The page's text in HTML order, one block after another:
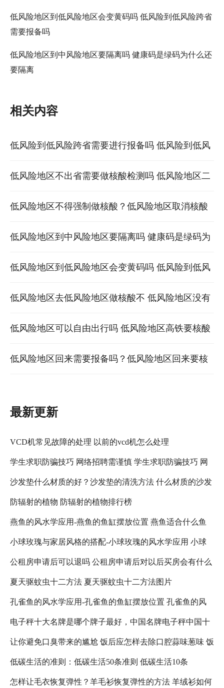
低风险地区到低风险地区会变黄码吗 低风险到低风险跨省
需要报备吗
低风险地区到中风险地区要隔离吗 健康码是绿码为什么还
要隔离
相关内容
低风险到低风险跨省需要进行报备吗 低风险到低风
险地区需要核酸检测吗 低风险地区跨省需要上报吗
低风险地区不出省需要做核酸检测吗 低风险地区二
维码是什么样子 低风险出省用不用做核酸检测
低风险地区不得强制做核酸？低风险地区取消核酸
检测了吗？最新规定来了 低风险地区要做核酸合理
吗
低风险地区到中风险地区要隔离吗 健康码是绿码为
什么还要隔离 低风险地区到中风险地区要隔离吗
低风险地区到低风险地区会变黄码吗 低风险到低风
险跨省需要报备吗 高风险地区变低风险
低风险地区去低风险地区做核酸不 低风险地区没有
核酸检测能上高铁吗 低风险地区到低风险地区要做
核酸
低风险地区可以自由出行吗 低风险地区高铁要核酸
检测吗 低风险地区之间可以自由出入吗
低风险地区回来需要报备吗？低风险地区回来要核
最新更新
VCD机常见故障的处理 以前的vcd机怎么处理
学生求职防骗技巧 网络招聘需谨慎 学生求职防骗技巧 网
络招聘需注意什么
沙发垫什么材质的好？沙发垫的清洗方法 什么材质的沙发
垫比较好
防辐射的植物 防辐射的植物排行榜
燕鱼的风水学应用-燕鱼的鱼缸摆放位置 燕鱼适合什么鱼
缸
小球玫瑰与家居风格的搭配-小球玫瑰的风水学应用 小球
玫瑰怎么养更好看
公租房申请后可以退吗 公租房申请后对以后买房会有什么
影响吗 公租房退租以后,还可以在申请吗?
夏天驱蚊虫十二方法 夏天驱蚊虫十二方法图片
孔雀鱼的风水学应用-孔雀鱼的鱼缸摆放位置 孔雀鱼的风
水禁忌
电子秤十大名牌是哪个牌子最好，中国名牌电子秤中国十
大名牌电子秤 人体电子秤十大名牌是哪个牌子最好
让你避免口臭带来的尴尬 饭后应怎样去除口腔蒜味葱味 饭
后口臭减轻
低碳生活的准则：低碳生活50条准则 低碳生活10条
怎样让毛衣恢复弹性？羊毛衫恢复弹性的方法 羊绒衫如何